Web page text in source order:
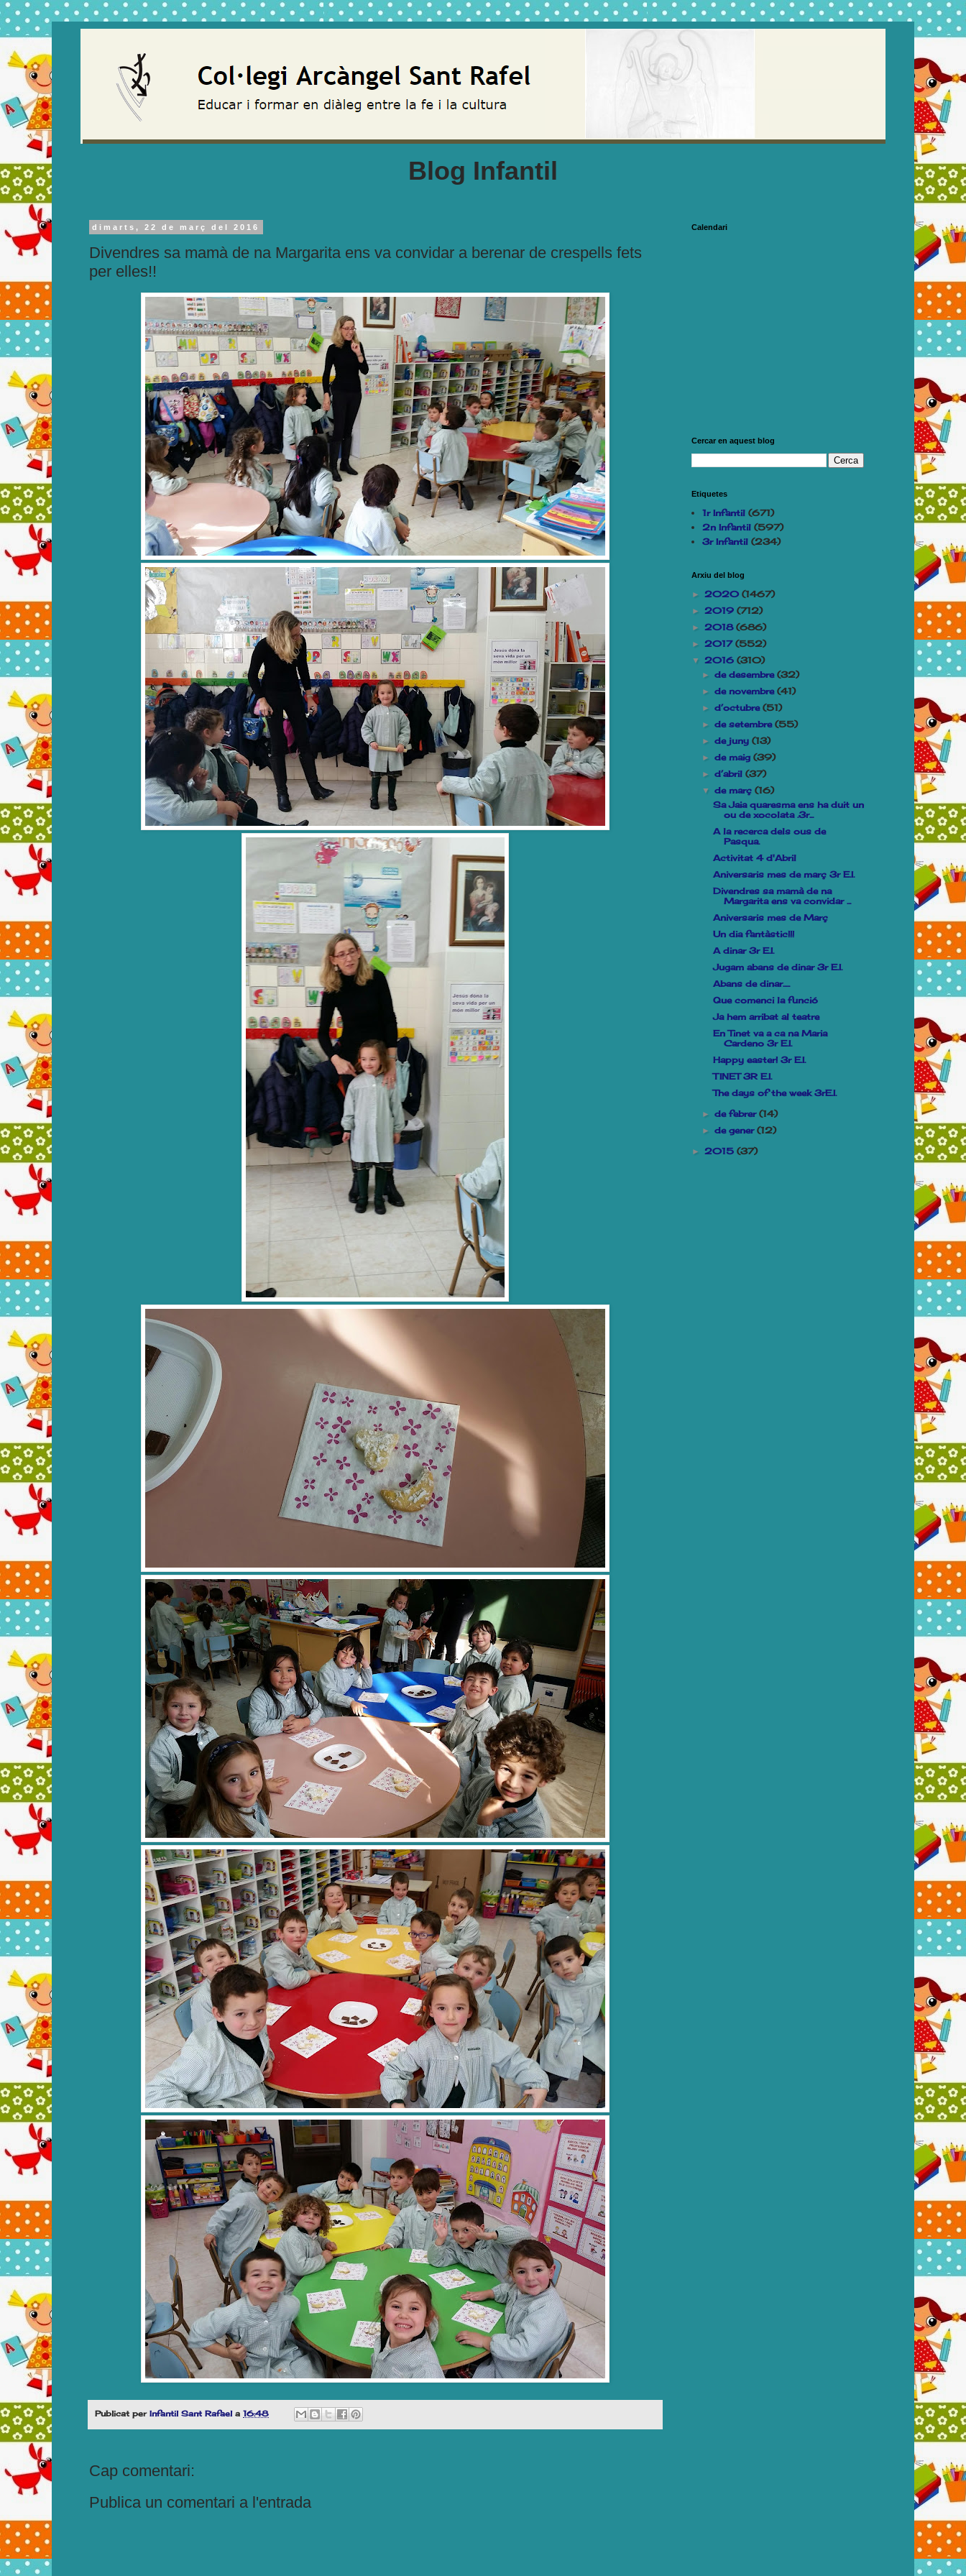
Blog Infantil
dimarts, 22 de març del 2016
Divendres sa mamà de na Margarita ens va convidar a berenar de crespells fets
per elles!!
Publicat per Infantil Sant Rafael a 16:48
Cap comentari:
Publica un comentari a l'entrada
Calendari
Cercar en aquest blog
Etiquetes
1r Infantil (671)
2n Infantil (597)
3r Infantil (234)
Arxiu del blog
► 2020 (1467)
► 2019 (712)
► 2018 (686)
► 2017 (552)
▼ 2016 (310)
►de desembre(32)
►de novembre(41)
►d’octubre(51)
►de setembre(55)
►de juny(13)
►de maig(39)
►d’abril(37)
▼de març(16)
Sa Jaia quaresma ens ha duit un
ou de xocolata .3r...
A la recerca dels ous de
Pasqua.
Activitat 4 d'Abril
Aniversaris mes de març 3r E.I.
Divendres sa mamà de na
Margarita ens va convidar ...
Aniversaris mes de Març
Un dia fantàstic!!!
A dinar 3r E.I.
Jugam abans de dinar 3r E.I.
Abans de dinar.....
Que comenci la funció
Ja hem arribat al teatre
En Tinet va a ca na Maria
Cardeno 3r E.I.
Happy easter! 3r E.I.
TINET 3R E.I.
The days of the week 3rE.I.
►de febrer(14)
►de gener(12)
► 2015 (37)